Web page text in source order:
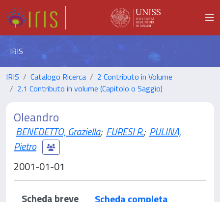
IRIS
IRIS Catalogo Ricerca
2 Contributo in Volume
2.1 Contributo in volume (Capitolo o Saggio)
Oleandro
BENEDETTO, Graziella; FURESI R.; PULINA,
Pietro
2001-01-01
Scheda breve
Scheda completa